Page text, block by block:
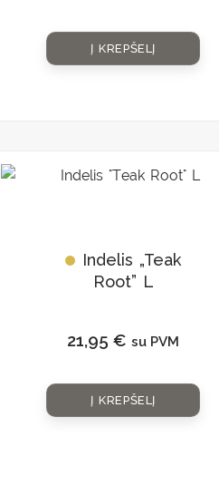
Į KREPŠELĮ
Indelis „Teak
Root” L
21,95 € su PVM
Į KREPŠELĮ